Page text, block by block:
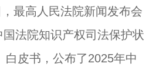
最高人民法院新闻发布会
国法院知识产权司法保护状
白皮书，公布了2025年中